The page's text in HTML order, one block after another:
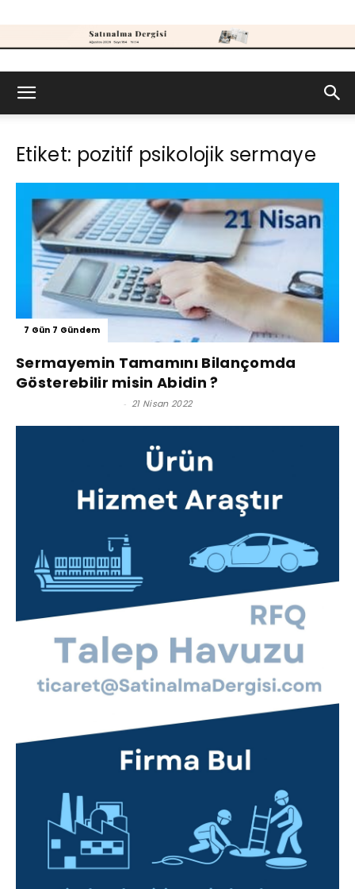
Dergisi
Etiket: pozitif psikolojik sermaye
7 Gün 7 Gündem
Sermayemin Tamamını Bilançomda
Gösterebilir misin Abidin ?
- 21 Nisan 2022